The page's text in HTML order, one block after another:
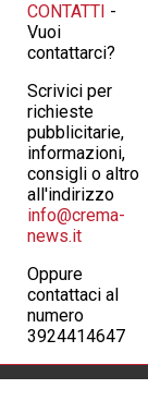
CONTATTI -
Vuoi
contattarci?
Scrivici per
richieste
pubblicitarie,
informazioni,
consigli o altro
all'indirizzo
info@crema-
news.it
Oppure
contattaci al
numero
3924414647